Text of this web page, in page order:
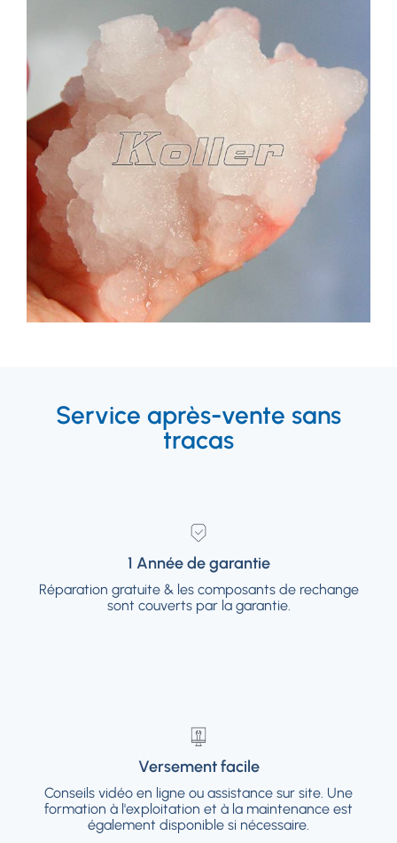
Service après-vente sans
tracas
1 Année de garantie
Réparation gratuite & les composants de rechange
sont couverts par la garantie.
1 Année de garantie
Réparation gratuite & les composants de
rechange sont couverts par la garantie.
Versement facile
Conseils vidéo en ligne ou assistance sur site. Une
formation à l'exploitation et à la maintenance est
également disponible si nécessaire.
Versement facile
Conseils vidéo en ligne ou assistance sur site.
Une formation à l'exploitation et à la
maintenance est également disponible si
nécessaire.